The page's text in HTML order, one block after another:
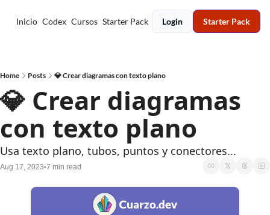
Inicio Codex Cursos Starter Pack Login Starter Pack
Home Posts 💎 Crear diagramas con texto plano
💎 Crear diagramas
con texto plano
Usa texto plano, tubos, puntos y conectores...
Aug 17, 2023•7 min read